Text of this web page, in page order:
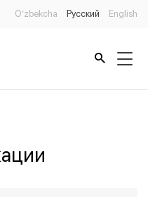
O’zbekcha Русский English